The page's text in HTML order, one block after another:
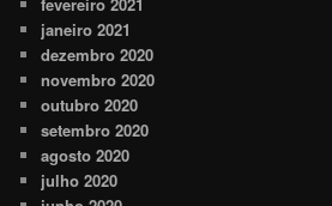
janeiro 2021
dezembro 2020
novembro 2020
outubro 2020
setembro 2020
agosto 2020
julho 2020